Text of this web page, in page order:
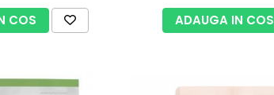
COS ADAUGA IN COS